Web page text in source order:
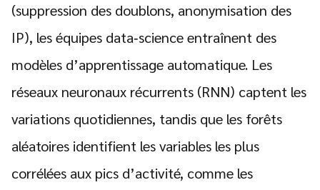
(suppression des doublons, anonymisation des
IP), les équipes data‑science entraînent des
modèles d’apprentissage automatique. Les
réseaux neuronaux récurrents (RNN) captent les
variations quotidiennes, tandis que les forêts
aléatoires identifient les variables les plus
corrélées aux pics d’activité, comme les